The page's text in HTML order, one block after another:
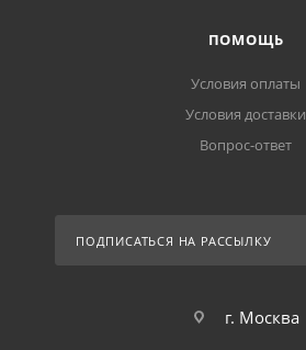
ПОМОЩЬ
Условия оплаты
Условия доставки
Вопрос-ответ
ПОДПИСАТЬСЯ НА РАССЫЛКУ
г. Москва